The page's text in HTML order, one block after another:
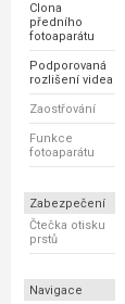
Clona
předního
fotoaparátu
Podporovaná
rozlišení videa
Zaostřování
Funkce
fotoaparátu
Zabezpečení
Čtečka otisku
prstů
Navigace